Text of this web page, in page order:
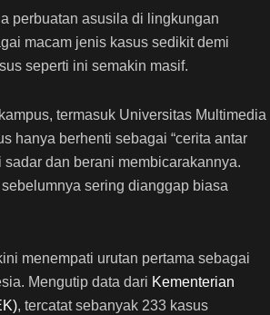
perbuatan asusila di lingkungan
macam jenis kasus sedikit demi
seperti ini semakin masif.
termasuk Universitas Multimedia
hanya berhenti sebagai “cerita antar
dan berani membicarakannya.
sering dianggap biasa
menempati urutan pertama sebagai
Mengutip data dari Kementerian
, tercatat sebanyak 233 kasus